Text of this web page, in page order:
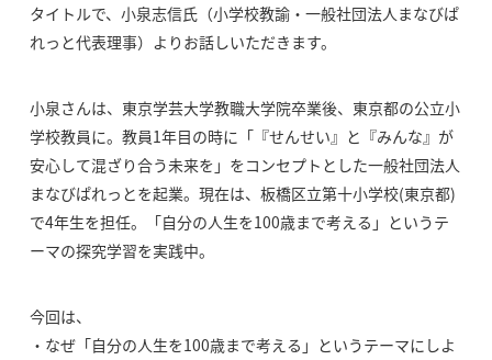
タイトルで、小泉志信氏（小学校教諭・一般社団法人まなびぱ
れっと代表理事）よりお話しいただきます。
小泉さんは、東京学芸大学教職大学院卒業後、東京都の公立小
学校教員に。教員1年目の時に「『せんせい』と『みんな』が
安心して混ざり合う未来を」をコンセプトとした一般社団法人
まなびぱれっとを起業。現在は、板橋区立第十小学校(東京都)
で4年生を担任。「自分の人生を100歳まで考える」というテ
ーマの探究学習を実践中。
今回は、
・なぜ「自分の人生を100歳まで考える」というテーマにしよ